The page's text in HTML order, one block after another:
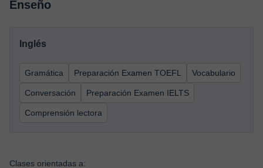
Enseño
Inglés
Gramática Preparación Examen TOEFL Vocabulario
Conversación Preparación Examen IELTS
Comprensión lectora
Clases orientadas a: